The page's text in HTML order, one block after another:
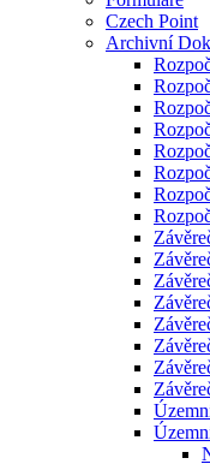
Czech Point
Archivní